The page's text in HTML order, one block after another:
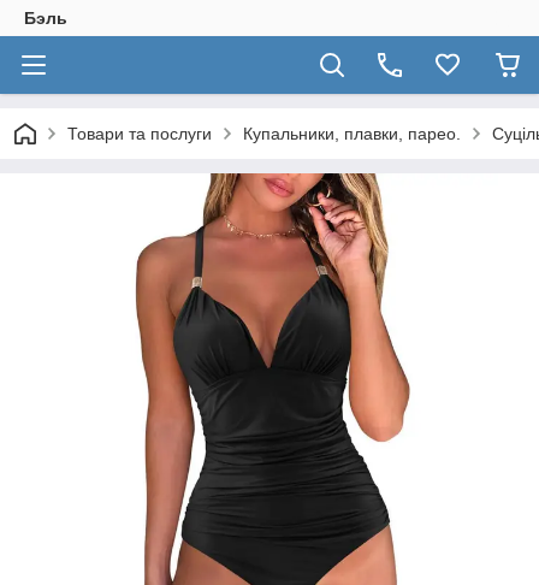
Бэль
Товари та послуги Купальники, плавки, парео.